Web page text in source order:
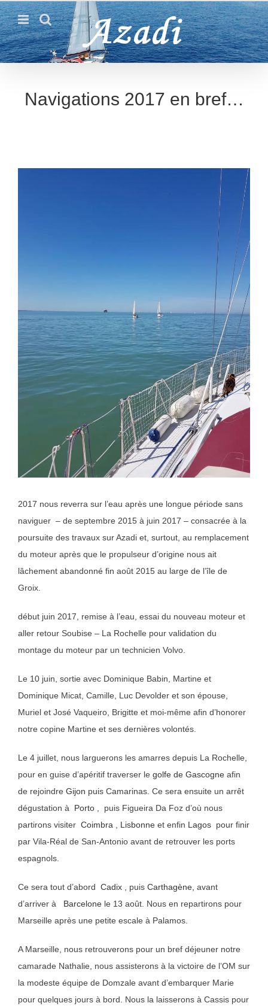
Passer
au
contenu
Navigations 2017 en bref…
2017 nous reverra sur l’eau après une longue période sans
naviguer – de septembre 2015 à juin 2017 – consacrée à la
poursuite des travaux sur Azadi et, surtout, au remplacement
du moteur après que le propulseur d’origine nous ait
lâchement abandonné fin août 2015 au large de l’île de
Groix.
début juin 2017, remise à l’eau, essai du nouveau moteur et
aller retour Soubise – La Rochelle pour validation du
montage du moteur par un technicien Volvo.
Le 10 juin, sortie avec Dominique Babin, Martine et
Dominique Micat, Camille, Luc Devolder et son épouse,
Muriel et José Vaqueiro, Brigitte et moi-même afin d’honorer
notre copine Martine et ses dernières volontés.
Le 4 juillet, nous larguerons les amarres depuis La Rochelle,
pour en guise d’apéritif traverser le golfe de Gascogne afin
de rejoindre Gijon puis Camarinas. Ce sera ensuite un arrêt
dégustation à Porto , puis Figueira Da Foz d’où nous
partirons visiter Coimbra , Lisbonne et enfin Lagos pour finir
par Vila-Réal de San-Antonio avant de retrouver les ports
espagnols.
Ce sera tout d’abord Cadix , puis Carthagène, avant
d’arriver à Barcelone le 13 août. Nous en repartirons pour
Marseille après une petite escale à Palamos.
A Marseille, nous retrouverons pour un bref déjeuner notre
camarade Nathalie, nous assisterons à la victoire de l’OM sur
la modeste équipe de Domzale avant d’embarquer Marie
pour quelques jours à bord. Nous la laisserons à Cassis pour